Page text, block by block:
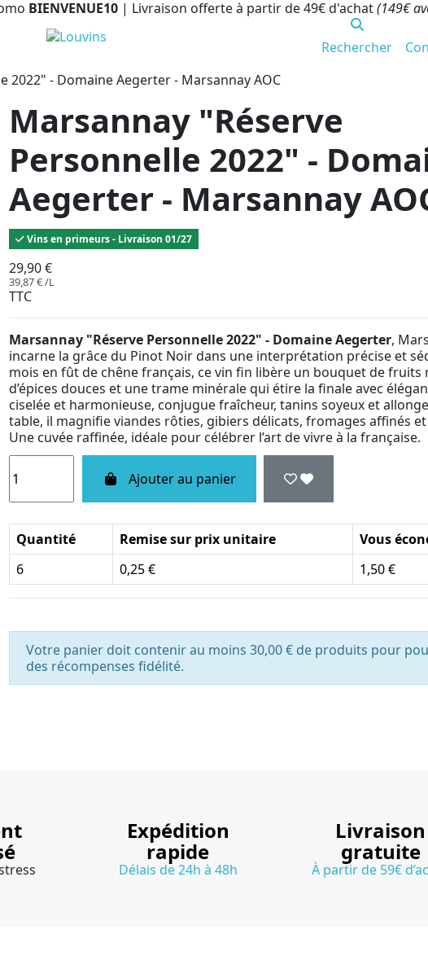
BIENVENUE10 | Livraison offerte à partir de 49€ d'achat(149€
Rechercher
2022" - Domaine Aegerter - Marsannay AOC
Marsannay "Réserve
Personnelle 2022" -
Aegerter - Marsannay
Vins en primeurs - Livraison 01/27
29,90 €
39,87 € /L
TTC
Marsannay "Réserve Personnelle 2022" - Domaine Aegerter,
incarne la grâce du Pinot Noir dans une interprétation précise et
mois en fût de chêne français, ce vin fin libère un bouquet de fruits
d’épices douces et une trame minérale qui étire la finale avec
ciselée et harmonieuse, conjugue fraîcheur, tanins soyeux et
table, il magnifie viandes rôties, gibiers délicats, fromages affinés
Une cuvée raffinée, idéale pour célébrer l’art de vivre à la française.
Ajouter au panier
Quantité Remise sur prix unitaire
Vous
6
0,25 € 1,50 €
Votre panier doit contenir au moins 30,00 € de produits pour
des récompenses fidélité.
Expédition
rapide
Délais de 24h à 48h
Livraison
gratuite
À partir de 59€